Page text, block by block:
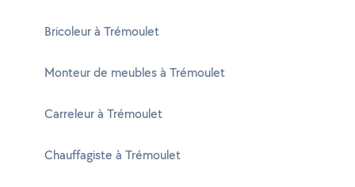
Bricoleur à Trémoulet
Monteur de meubles à Trémoulet
Carreleur à Trémoulet
Chauffagiste à Trémoulet